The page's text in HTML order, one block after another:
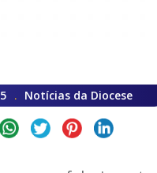
. Notícias da Diocese